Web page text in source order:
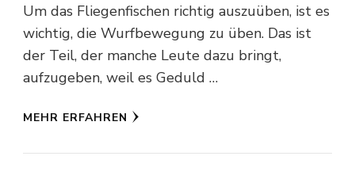
Um das Fliegenfischen richtig auszuüben, ist es
wichtig, die Wurfbewegung zu üben. Das ist
der Teil, der manche Leute dazu bringt,
aufzugeben, weil es Geduld …
MEHR ERFAHREN